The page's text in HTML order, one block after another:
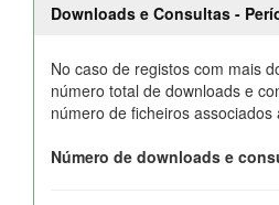
Downloads e Consultas -
No caso de registos com mais
número total de downloads e
número de ficheiros associados
Número de downloads e